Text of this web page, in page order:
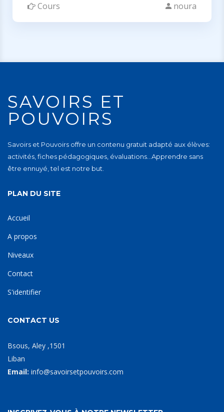
Cours noura
SAVOIRS ET
POUVOIRS
Savoirs et Pouvoirs offre un contenu gratuit adapté aux élèves:
activités, fiches pédagogiques, évaluations…Apprendre sans
être ennuyé, tel est notre but.
PLAN DU SITE
Accueil
A propos
Niveaux
Contact
S'identifier
CONTACT US
Bsous, Aley ,1501
Liban
Email: info@savoirsetpouvoirs.com